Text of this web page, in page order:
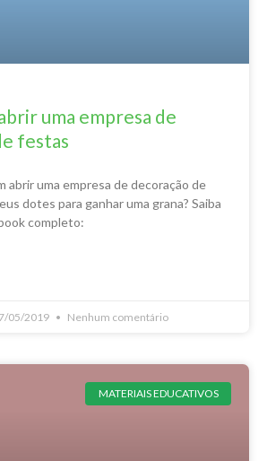
uma empresa de
festas
abrir uma empresa de decoração de
dotes para ganhar uma grana? Saiba
completo:
05/2019 Nenhum comentário
MATERIAIS EDUCATIVOS